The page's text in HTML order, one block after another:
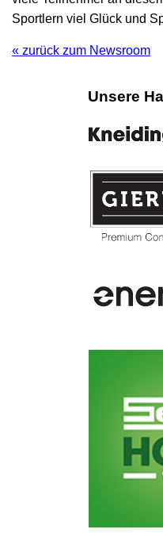
Sportlern viel Glück und
« zurück zum Newsroom
Unsere